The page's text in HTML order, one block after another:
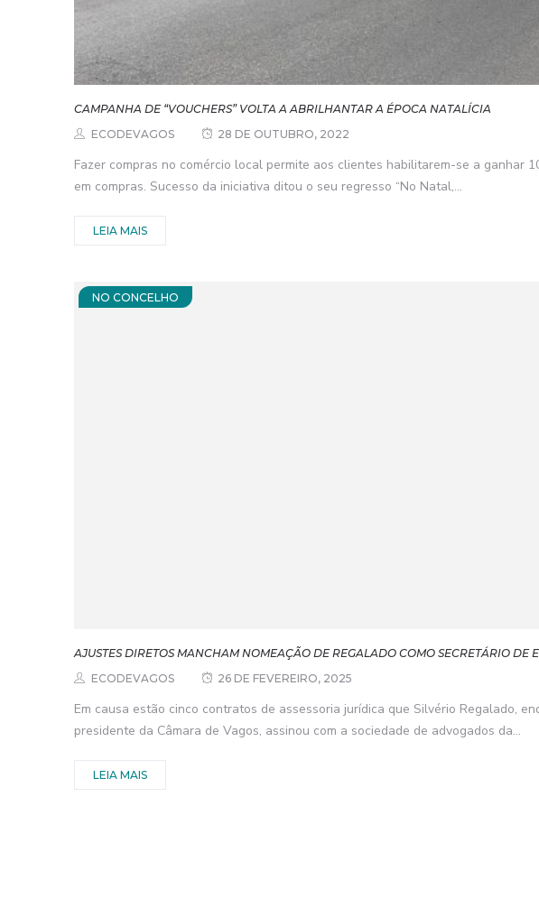
CAMPANHA DE “VOUCHERS” VOLTA A ABRILHANTAR A ÉPOCA NATALÍCIA
ECODEVAGOS
28 DE OUTUBRO, 2022
Fazer compras no comércio local permite aos clientes habilitarem-se a ganhar
em compras. Sucesso da iniciativa ditou o seu regresso “No Natal,...
LEIA MAIS
NO CONCELHO
AJUSTES DIRETOS MANCHAM NOMEAÇÃO DE REGALADO COMO SECRETÁRIO DE
ECODEVAGOS
26 DE FEVEREIRO, 2025
Em causa estão cinco contratos de assessoria jurídica que Silvério Regalado,
presidente da Câmara de Vagos, assinou com a sociedade de advogados da...
LEIA MAIS